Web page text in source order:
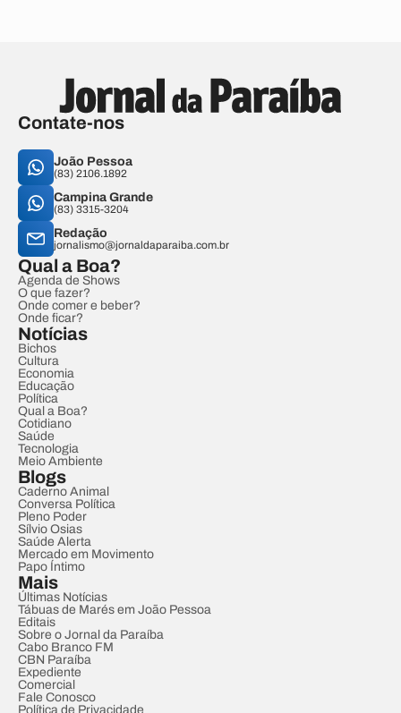
Contate-nos
João Pessoa
(83) 2106.1892
Campina Grande
(83) 3315-3204
Redação
jornalismo@jornaldaparaiba.com.br
Qual a Boa?
Agenda de Shows
O que fazer?
Onde comer e beber?
Onde ficar?
Notícias
Bichos
Cultura
Economia
Educação
Política
Qual a Boa?
Cotidiano
Saúde
Tecnologia
Meio Ambiente
Blogs
Caderno Animal
Conversa Política
Pleno Poder
Sílvio Osias
Saúde Alerta
Mercado em Movimento
Papo Íntimo
Mais
Últimas Notícias
Tábuas de Marés em João Pessoa
Editais
Sobre o Jornal da Paraíba
Cabo Branco FM
CBN Paraíba
Expediente
Comercial
Fale Conosco
Política de Privacidade